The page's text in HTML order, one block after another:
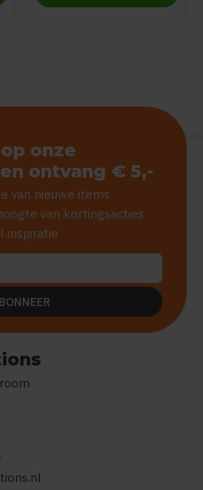
onze
ontvang € 5,-
van nieuwe items
van kortingsacties
inspiratie